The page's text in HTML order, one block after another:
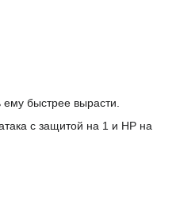
ему быстрее вырасти.
с защитой на 1 и НР на